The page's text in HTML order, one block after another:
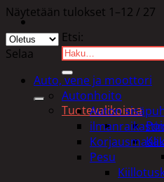
Etsi:
Tuotevalikoima
Näytetään tulokset 1–12 / 27
Selaa
Auto, vene ja moottori
Autonhoito
Auton
Pesu